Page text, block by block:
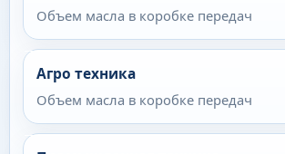
Объем масла в коробке передач
Агро техника
Объем масла в коробке передач